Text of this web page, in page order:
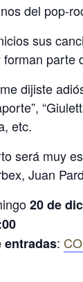
del pop-
sus
parte
me dijiste
etc.
será muy
Juan
20 de
entradas: